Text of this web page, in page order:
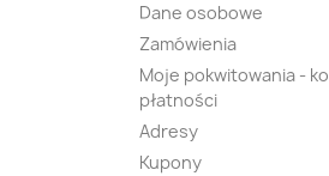
Dane osobowe
Zamówienia
Moje pokwitowania -
płatności
Adresy
Kupony